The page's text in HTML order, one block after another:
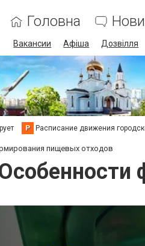
Головна
Вакансии Афіша Дозвілля
Р Расписание движения
пищевых отходов